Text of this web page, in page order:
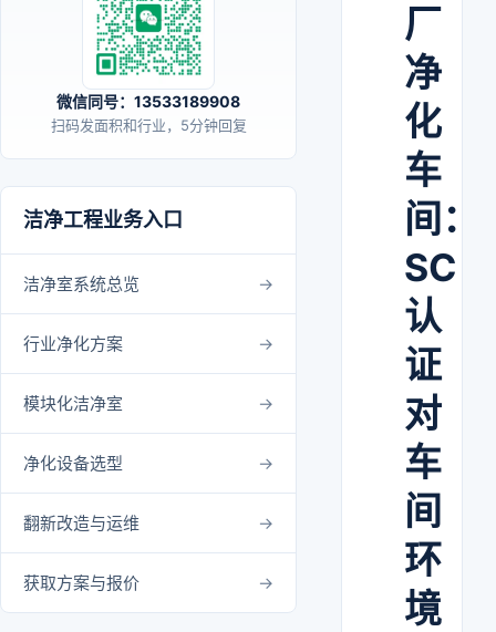
微信同号：13533189908
扫码发面积和行业，5分钟回复
洁净工程业务入口
洁净室系统总览
行业净化方案
模块化洁净室
净化设备选型
翻新改造与运维
获取方案与报价
厂
净
化
车
间：
SC
认
证
对
车
间
环
境